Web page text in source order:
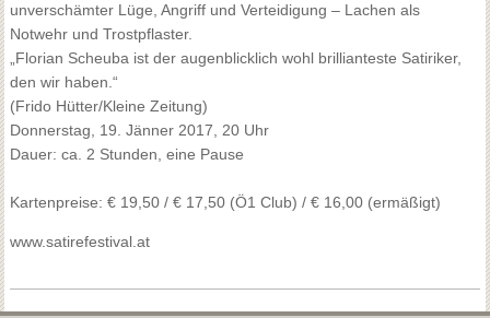
unverschämter Lüge, Angriff und Verteidigung – Lachen als
Notwehr und Trostpflaster.
„Florian Scheuba ist der augenblicklich wohl brillianteste Satiriker,
den wir haben.“
(Frido Hütter/Kleine Zeitung)
Donnerstag, 19. Jänner 2017, 20 Uhr
Dauer: ca. 2 Stunden, eine Pause
Kartenpreise: € 19,50 / € 17,50 (Ö1 Club) / € 16,00 (ermäßigt)
www.satirefestival.at